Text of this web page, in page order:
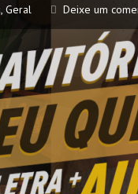
, Geral Deixe um